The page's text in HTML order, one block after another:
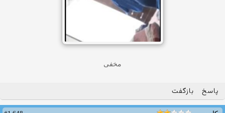
مخفی
پاسخ بازگفت